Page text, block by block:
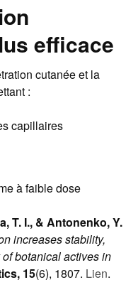
efficace
cutanée et la
:
capillaires
à faible dose
T. I., & Antonenko, Y.
increases stability,
botanical actives in
15(6), 1807. Lien.